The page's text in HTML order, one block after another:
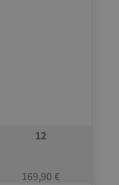
12
169,90 €